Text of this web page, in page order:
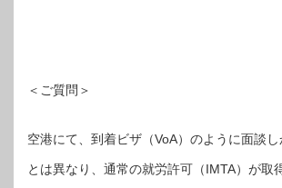
＜ご質問＞
空港にて、到着ビザ（VoA）のように面談
とは異なり、通常の就労許可（IMTA）が取